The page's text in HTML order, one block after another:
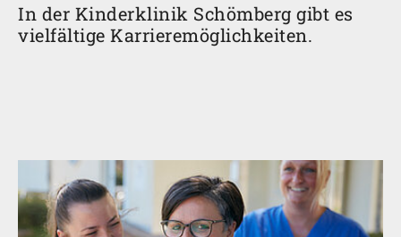
In der Kinderklinik Schömberg gibt es
vielfältige Karrieremöglichkeiten.